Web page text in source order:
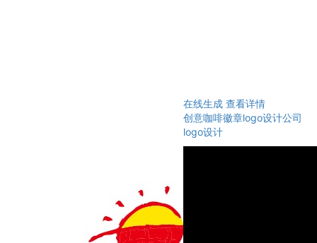
在线生成 查看详情
创意咖啡徽章logo设计公司
logo设计